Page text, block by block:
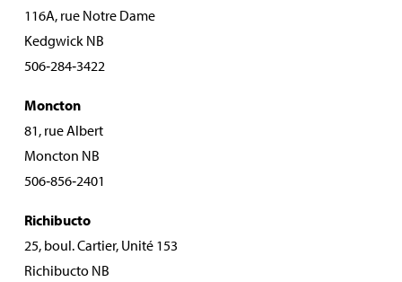
116A, rue Notre Dame
Kedgwick NB
506‑284‑3422
Moncton
81, rue Albert
Moncton NB
506‑856‑2401
Richibucto
25, boul. Cartier, Unité 153
Richibucto NB